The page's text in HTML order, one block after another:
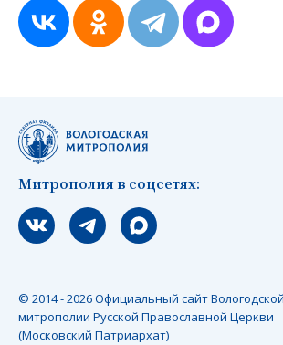
Митрополия в соцсетях:
Мы вконтакте
Мы в telegram
Мы в Макс
© 2014 - 2026 Официальный сайт Вологодской
митрополии Русской Православной Церкви
(Московский Патриархат)